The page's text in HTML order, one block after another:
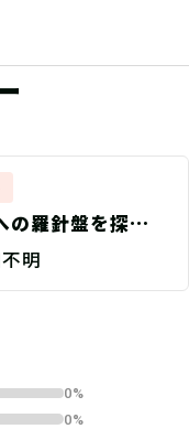
羅針盤を探
明
0%
0%